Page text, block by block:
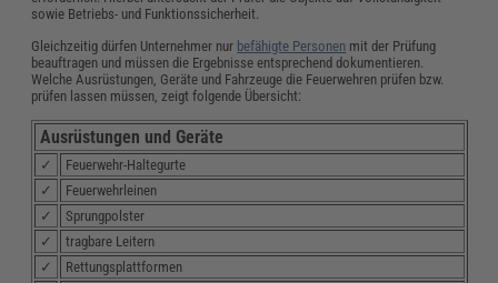
sowie Betriebs- und Funktionssicherheit.
Gleichzeitig dürfen Unternehmer nur befähigte Personen mit der Prüfung
beauftragen und müssen die Ergebnisse entsprechend dokumentieren.
Welche Ausrüstungen, Geräte und Fahrzeuge die Feuerwehren prüfen bzw.
prüfen lassen müssen, zeigt folgende Übersicht:
Ausrüstungen und Geräte
✓
Feuerwehr-Haltegurte
✓
Feuerwehrleinen
✓
Sprungpolster
✓
tragbare Leitern
✓
Rettungsplattformen